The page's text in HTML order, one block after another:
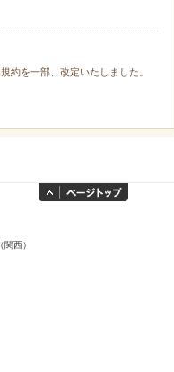
約を一部、改定いたしました。
西）